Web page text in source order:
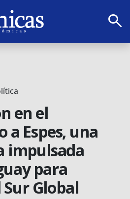
search
en el
a Espes, una
impulsada
para
Global